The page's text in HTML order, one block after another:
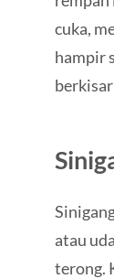
cuka,
hampir
atau
terong.